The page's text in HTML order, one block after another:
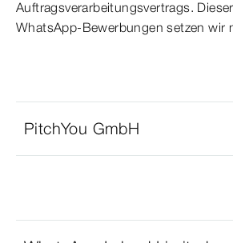
Auftragsverarbeitungsvertrags.
WhatsApp-Bewerbungen setzen wir
PitchYou GmbH